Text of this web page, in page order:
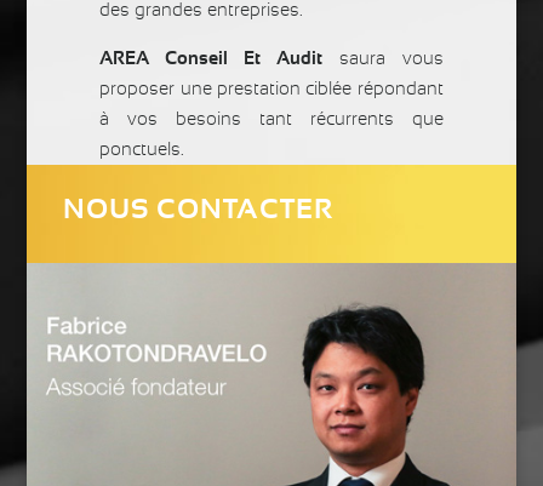
des grandes entreprises.
AREA Conseil Et Auditsaura vous
proposer une prestation ciblée répondant
à vos besoins tant récurrents que
ponctuels.
NOUS CONTACTER